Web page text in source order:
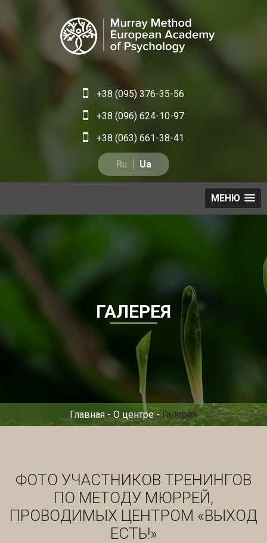
+38 (095) 376-35-56
+38 (096) 624-10-97
+38 (063) 661-38-41
Ru Ua
МЕНЮ
ГАЛЕРЕЯ
Главная - О центре-Галерея
ФОТО УЧАСТНИКОВ ТРЕНИНГОВ
ПО МЕТОДУ МЮРРЕЙ,
ПРОВОДИМЫХ ЦЕНТРОМ «ВЫХОД
ЕСТЬ!»